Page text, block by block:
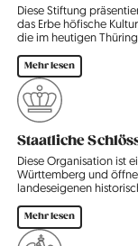
Diese Stiftung
das Erbe höfische
die im heutigen
Mehr lesen
Staatliche
Diese Organisation ist
Württemberg und
landeseigenen
Mehr lesen